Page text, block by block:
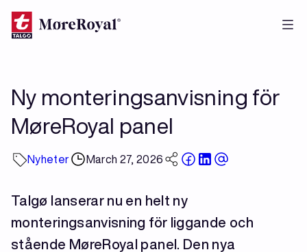
Skip
to
Ny monteringsanvisning för
MøreRoyal panel
Nyheter March 27, 2026
Talgø lanserar nu en helt ny
monteringsanvisning för liggande och
stående MøreRoyal panel. Den nya